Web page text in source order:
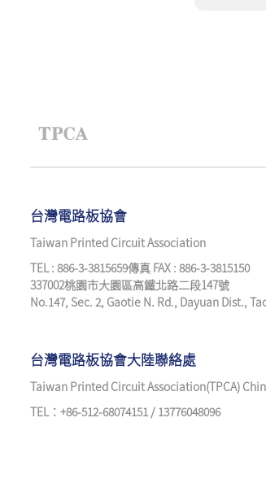
台灣電路板協會
Taiwan Printed Circuit Association
TEL : 886-3-3815659傳真 FAX : 886-3-3815150
337002桃園市大園區高鐵北路二段147號
No.147, Sec. 2, Gaotie N. Rd., Dayuan Dist.,
台灣電路板協會大陸聯絡處
Taiwan Printed Circuit Association(TPCA)
TEL：+86-512-68074151 / 13776048096